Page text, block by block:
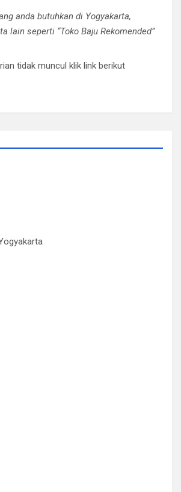
anda butuhkan di Yogyakarta,
lain seperti “Toko Baju Rekomended”
tidak muncul klik link berikut